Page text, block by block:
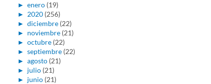
► enero (19)
► 2020 (256)
► diciembre (22)
► noviembre (21)
► octubre (22)
► septiembre (22)
► agosto (21)
► julio (21)
► junio (21)